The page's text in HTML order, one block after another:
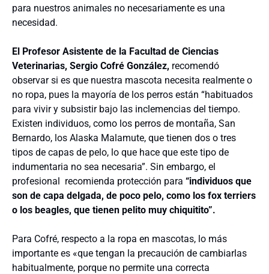
para nuestros animales no necesariamente es una
necesidad.
El Profesor Asistente de la Facultad de Ciencias
Veterinarias, Sergio Cofré González, recomendó
observar si es que nuestra mascota necesita realmente o
no ropa, pues la mayoría de los perros están “habituados
para vivir y subsistir bajo las inclemencias del tiempo.
Existen individuos, como los perros de montaña, San
Bernardo, los Alaska Malamute, que tienen dos o tres
tipos de capas de pelo, lo que hace que este tipo de
indumentaria no sea necesaria”. Sin embargo, el
profesional recomienda protección para “individuos que
son de capa delgada, de poco pelo, como los fox terriers
o los beagles, que tienen pelito muy chiquitito”.
Para Cofré, respecto a la ropa en mascotas, lo más
importante es «que tengan la precaución de cambiarlas
habitualmente, porque no permite una correcta